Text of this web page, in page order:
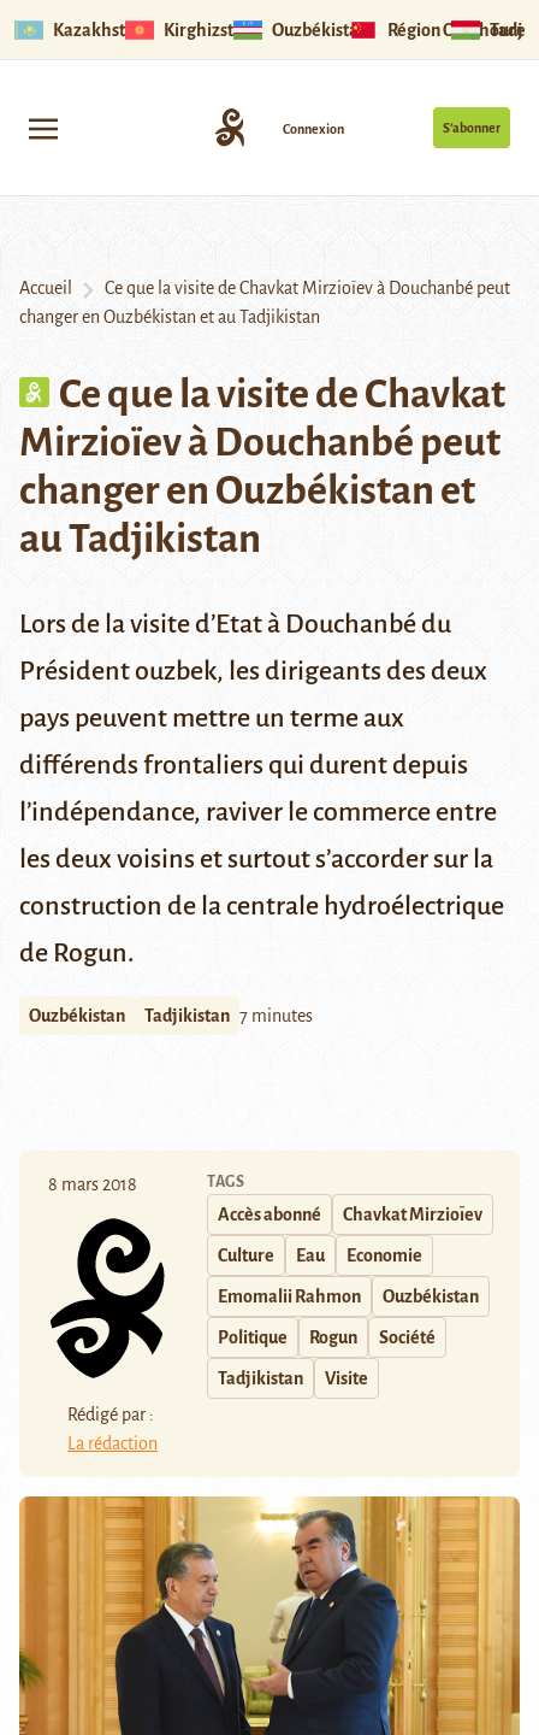
Kazakhstan Kirghizstan Ouzbékistan Région Ouïghoure
S’abonner
Connexion
Accueil
Ce que la visite de Chavkat Mirzioïev à Douchanbé peut
changer en Ouzbékistan et au Tadjikistan
Ce que la visite de Chavkat
Mirzioïev à Douchanbé peut
changer en Ouzbékistan et
au Tadjikistan
Lors de la visite d’Etat à Douchanbé du
Président ouzbek, les dirigeants des deux
pays peuvent mettre un terme aux
différends frontaliers qui durent depuis
l’indépendance, raviver le commerce entre
les deux voisins et surtout s’accorder sur la
construction de la centrale hydroélectrique
de Rogun.
Ouzbékistan Tadjikistan 7 minutes
8 mars 2018
Rédigé par :
La rédaction
TAGS
Accès abonné Chavkat Mirzioïev
Culture Eau Economie
Emomalii Rahmon Ouzbékistan
Politique Rogun Société
Tadjikistan Visite